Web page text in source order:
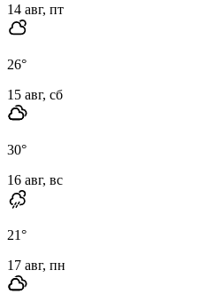
14 авг, пт
26°
15 авг, сб
30°
16 авг, вс
21°
17 авг, пн